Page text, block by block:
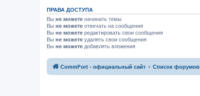
ПРАВА ДОСТУПА
Вы не можете начинать темы
Вы не можете отвечать на сообщения
Вы не можете редактировать свои сообщения
Вы не можете удалять свои сообщения
Вы не можете добавлять вложения
CommFort - официальный сайт Список форумов